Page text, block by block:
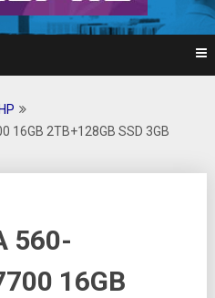
HP
16GB 2TB+128GB SSD 3GB
560-
16GB